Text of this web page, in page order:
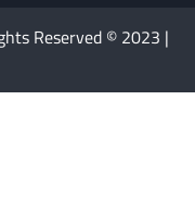
Reserved © 2023 |